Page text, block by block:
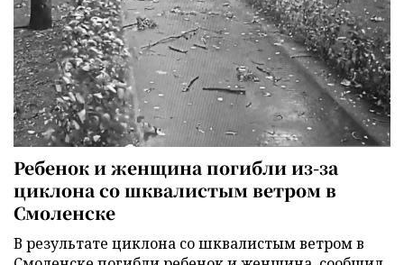
Ребенок и женщина погибли из-за
циклона со шквалистым ветром в
Смоленске
В результате циклона со шквалистым ветром в